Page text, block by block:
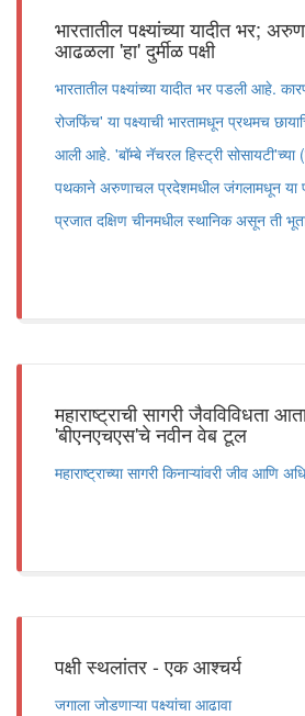
भारतातील पक्ष्यांच्या यादीत भर;
आढळला 'हा' दुर्मीळ पक्षी
भारतातील पक्ष्यांच्या यादीत भर पडली आहे.
रोजफिंच' या पक्ष्याची भारतामधून प्रथमच
आली आहे. 'बॉम्बे नॅचरल हिस्ट्री सोसायटी'च्या
पथकाने अरुणाचल प्रदेशमधील जंगलामधून या
प्रजात दक्षिण चीनमधील स्थानिक असून ती
महाराष्ट्राची सागरी जैवविविधता
'बीएनएचएस'चे नवीन वेब टूल
महाराष्ट्राच्या सागरी किनाऱ्यांवरी जीव आणि
पक्षी स्थलांतर - एक आश्चर्य
जगाला जोडणाऱ्या पक्ष्यांचा आढावा